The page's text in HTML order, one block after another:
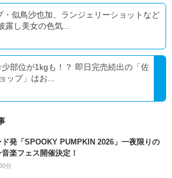
・似鳥沙也加、ランジェリーショットなど
露し美女の色気...
部位が1kgも！？ 即日完売続出の「佐
ップ」はお...
ド発「SPOOKY PUMPKIN 2026」一夜限りの
楽フェス開催決定！
分